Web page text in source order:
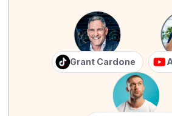
Grant Cardone